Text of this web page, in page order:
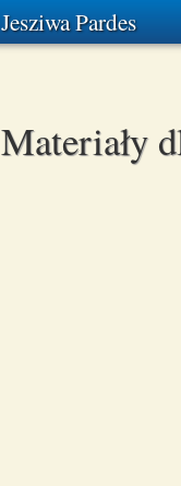
Jesziwa Pardes
Materiały